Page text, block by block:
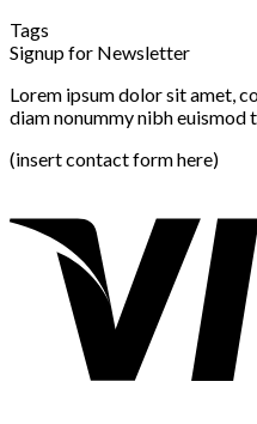
Tags
Signup for Newsletter
Lorem ipsum dolor sit amet,
diam nonummy nibh euismod
(insert contact form here)